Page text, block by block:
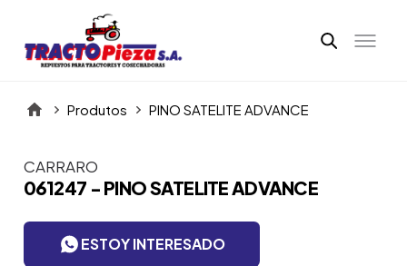
Produtos PINO SATELITE ADVANCE
Itens da Galeria
CARRARO
061247 - PINO SATELITE ADVANCE
ESTOY INTERESADO